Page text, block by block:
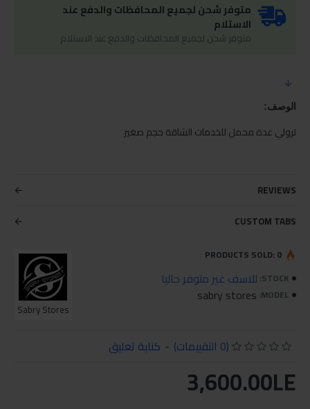
متوفر شحن لجميع المحافظات والدفع عند
الاستلام
متوفر شحن لجميع المحافظات والدفع عند الاستلام
الوصف:
ترولي عدة محمل للخدمات الشاقة حجم صغير
REVIEWS
CUSTOM TABS
STOCK: للاسف غير متوفر حاليا
MODEL:
sabry stores
Sabry Stores
PRODUCTS SOLD: 0
(0 التقييمات) - كتابة تعليق
3,600.00LE